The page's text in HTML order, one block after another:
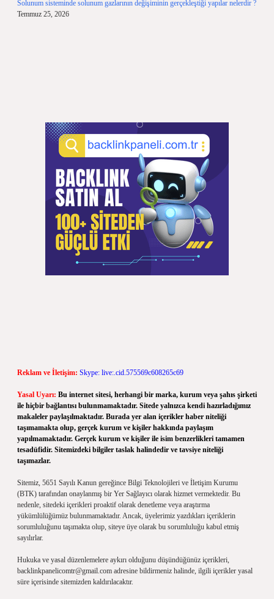
Solunum sisteminde solunum gazlarının değişiminin gerçekleştiği yapılar nelerdir ?
Temmuz 25, 2026
Reklam ve İletişim: Skype: live:.cid.575569c608265c69
Yasal Uyarı: Bu internet sitesi, herhangi bir marka, kurum veya şahıs şirketi
ile hiçbir bağlantısı bulunmamaktadır. Sitede yalnızca kendi hazırladığımız
makaleler paylaşılmaktadır. Burada yer alan içerikler haber niteliği
taşımamakta olup, gerçek kurum ve kişiler hakkında paylaşım
yapılmamaktadır. Gerçek kurum ve kişiler ile isim benzerlikleri tamamen
tesadüfidir. Sitemizdeki bilgiler taslak halindedir ve tavsiye niteliği
taşımazlar.
Sitemiz, 5651 Sayılı Kanun gereğince Bilgi Teknolojileri ve İletişim Kurumu
(BTK) tarafından onaylanmış bir Yer Sağlayıcı olarak hizmet vermektedir. Bu
nedenle, sitedeki içerikleri proaktif olarak denetleme veya araştırma
yükümlülüğümüz bulunmamaktadır. Ancak, üyelerimiz yazdıkları içeriklerin
sorumluluğunu taşımakta olup, siteye üye olarak bu sorumluluğu kabul etmiş
sayılırlar.
Hukuka ve yasal düzenlemelere aykırı olduğunu düşündüğünüz içerikleri,
backlinkpanelicomtr@gmail.com adresine bildirmeniz halinde, ilgili içerikler yasal
süre içerisinde sitemizden kaldırılacaktır.